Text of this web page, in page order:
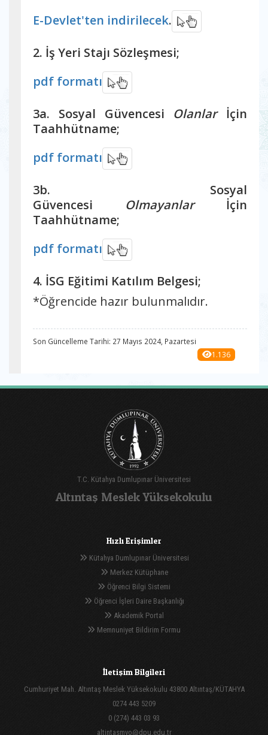
E-Devlet'ten indirilecek.
2. İş Yeri Stajı Sözleşmesi;
pdf formatı
3a. Sosyal Güvencesi Olanlar İçin
Taahhütname;
pdf formatı
3b. Sosyal
Güvencesi Olmayanlar İçin
Taahhütname;
pdf formatı
4. İSG Eğitimi Katılım Belgesi;
*Öğrencide hazır bulunmalıdır.
Son Güncelleme Tarihi: 27 Mayıs 2024, Pazartesi
1.136
T.C. Kütahya Dumlupınar Üniversitesi
Altıntaş Meslek Yüksekokulu
Hızlı Erişimler
Kütahya Dumlupınar Üniversitesi
Merkez Kütüphane
Öğrenci Bilgi Sistemi
Öğrenci İşleri Daire Başkanlığı
Akademik Portal
Memnuniyet Bildirim Formu
İletişim Bilgileri
Cumhuriyet Mah. Altıntaş Meslek Yüksekokulu 43800 Altıntaş/KÜTAHYA
0274 443 5209
0 (274) 443 03 93
altintasmyo@dpu.edu.tr